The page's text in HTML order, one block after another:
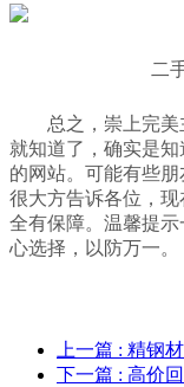
二
总之，崇上完
就知道了，确实是
的网站。可能有些
很大方告诉各位，
全有保障。温馨提
心选择，以防万一。
上一篇 : 精钢
下一篇 : 高价